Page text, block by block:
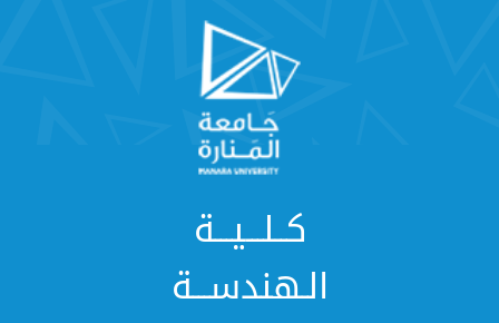
كــلـــيـــة
الـهندســـة